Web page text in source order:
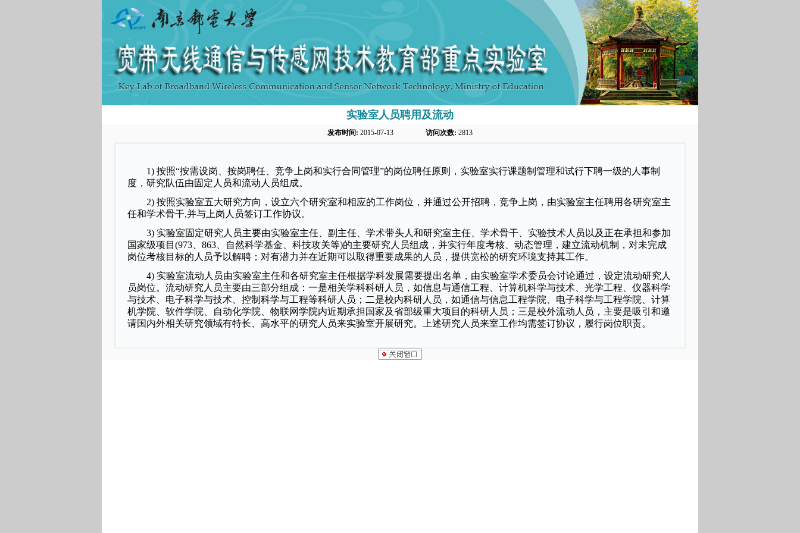
实验室人员聘用及流动
发布时间: 2015-07-13 访问次数: 2813
1) 按照“按需设岗、按岗聘任、竞争上岗和实行合同管理”的岗位聘任原则，实验室实行课题制管理和试行下聘一级的人事制
度，研究队伍由固定人员和流动人员组成。
2) 按照实验室五大研究方向，设立六个研究室和相应的工作岗位，并通过公开招聘，竞争上岗，由实验室主任聘用各研究室主
任和学术骨干,并与上岗人员签订工作协议。
3) 实验室固定研究人员主要由实验室主任、副主任、学术带头人和研究室主任、学术骨干、实验技术人员以及正在承担和参加
国家级项目 (973 863 、自然科学基金、科技攻关等)的主要研究人员组成，并实行年度考核、动态管理，建立流动机制，对未完成
岗位考核目标的人员予以解聘；对有潜力并在近期可以取得重要成果的人员，提供宽松的研究环境支持其工作。
4) 实验室流动人员由实验室主任和各研究室主任根据学科发展需要提出名单，由实验室学术委员会讨论通过，设定流动研究人
员岗位。流动研究人员主要由三部分组成：一是相关学科科研人员，如信息与通信工程、计算机科学与技术、光学工程、仪器科学
与技术、电子科学与技术、控制科学与工程等科研人员；二是校内科研人员，如通信与信息工程学院、电子科学与工程学院、计算
机学院、软件学院、自动化学院、物联网学院内近期承担国家及省部级重大项目的科研人员；三是校外流动人员，主要是吸引和邀
请国内外相关研究领域有特长、高水平的研究人员来实验室开展研究。上述研究人员来室工作均需签订协议，履行岗位职责。